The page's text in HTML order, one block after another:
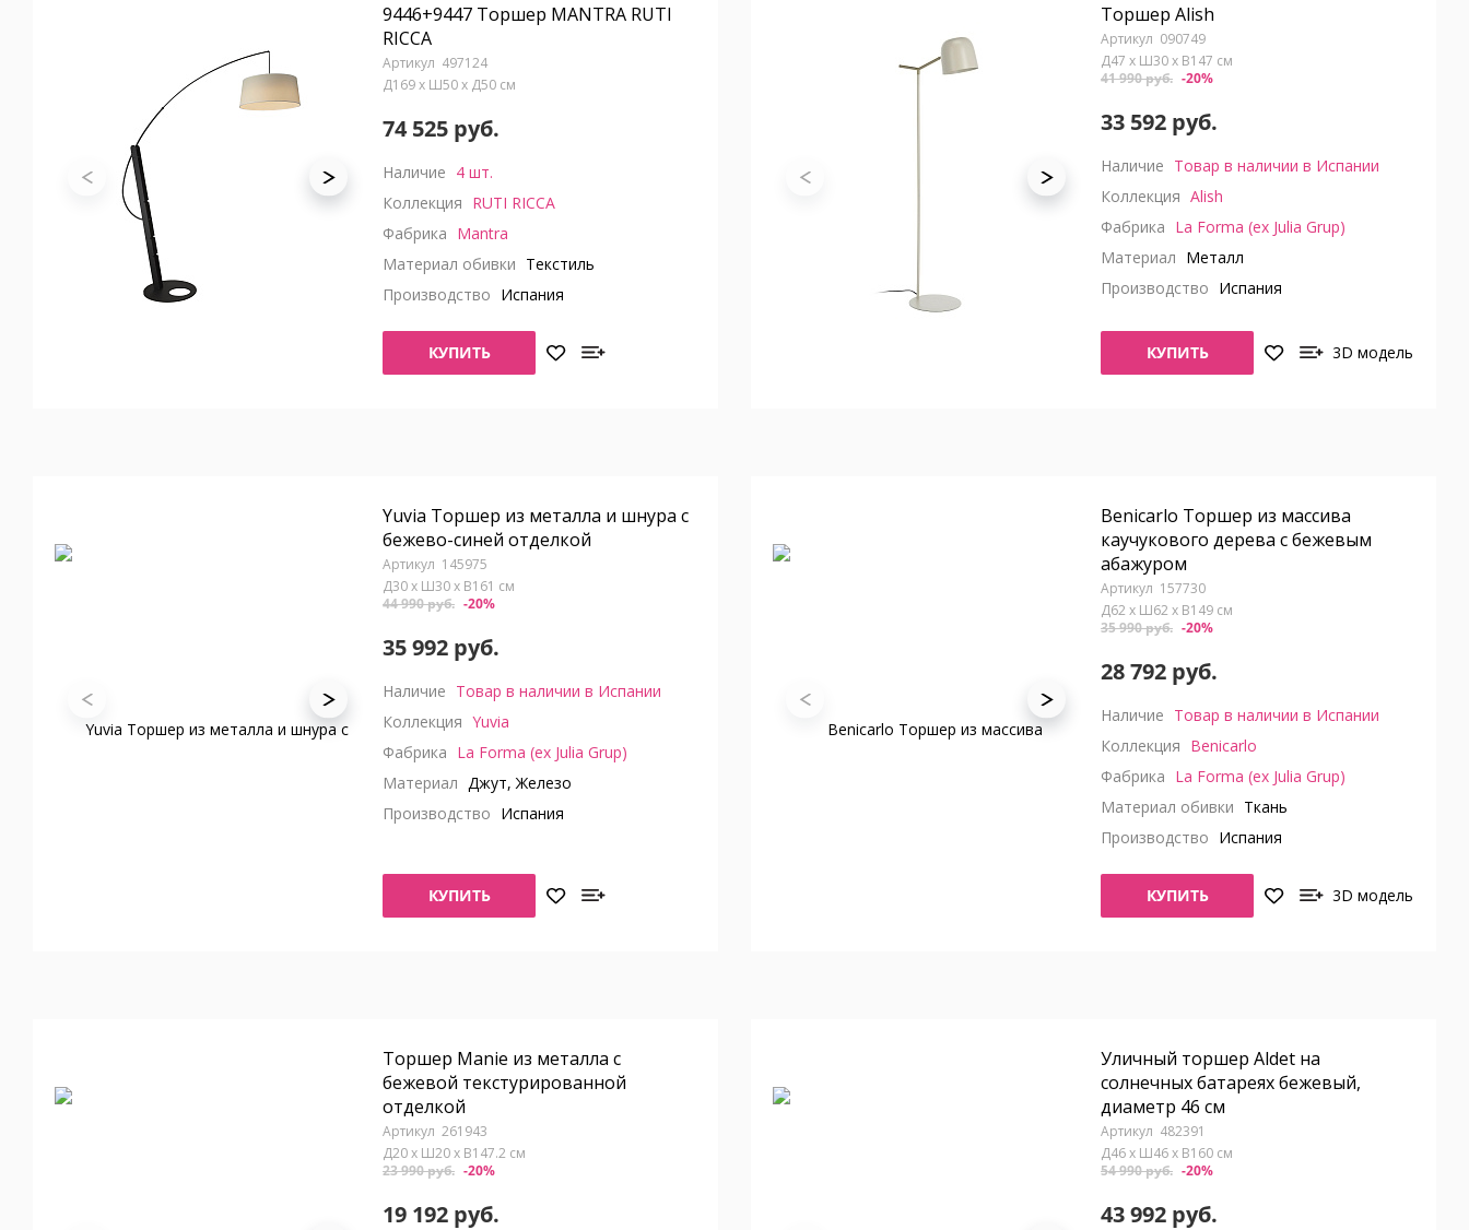
9446+9447 Торшер MANTRA RUTI
RICCA
497124
Д169 x Ш50 x Д50 см
74 525 руб.
Наличие 4 шт.
Коллекция RUTI RICCA
Фабрика Mantra
Материал обивки Текстиль
Производство Испания
КУПИТЬ
Торшер Alish
090749
Д47 x Ш30 x В147 см
33 592 руб.
41 990 руб. -20%
Наличие Товар в наличии в Испании
Коллекция Alish
Фабрика La Forma (ex Julia Grup)
Материал Металл
Производство Испания
КУПИТЬ 3D модель
Yuvia Торшер из металла и шнура с
бежево-синей отделкой
145975
Д30 x Ш30 x В161 см
35 992 руб.
44 990 руб. -20%
Наличие Товар в наличии в Испании
Коллекция Yuvia
Фабрика La Forma (ex Julia Grup)
Материал Джут, Железо
Производство Испания
КУПИТЬ
Benicarlo Торшер из массива
каучукового дерева с бежевым
абажуром
157730
Д62 x Ш62 x В149 см
28 792 руб.
35 990 руб. -20%
Наличие Товар в наличии в Испании
Коллекция Benicarlo
Фабрика La Forma (ex Julia Grup)
Материал обивки Ткань
Производство Испания
КУПИТЬ 3D модель
Торшер Manie из металла с
бежевой текстурированной
отделкой
261943
Д20 x Ш20 x В147.2 см
19 192 руб.
23 990 руб. -20%
Уличный торшер Aldet на
солнечных батареях бежевый,
диаметр 46 см
482391
Д46 x Ш46 x В160 см
43 992 руб.
54 990 руб. -20%